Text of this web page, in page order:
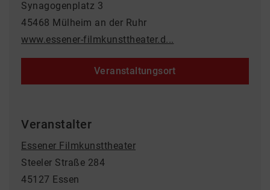
Synagogenplatz 3
45468 Mülheim an der Ruhr
www.essener-filmkunsttheater.d...
Veranstaltungsort
Veranstalter
Essener Filmkunsttheater
Steeler Straße 284
45127 Essen